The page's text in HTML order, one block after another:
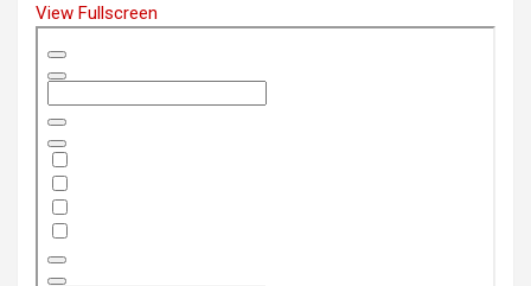
View Fullscreen
to
PDF
content